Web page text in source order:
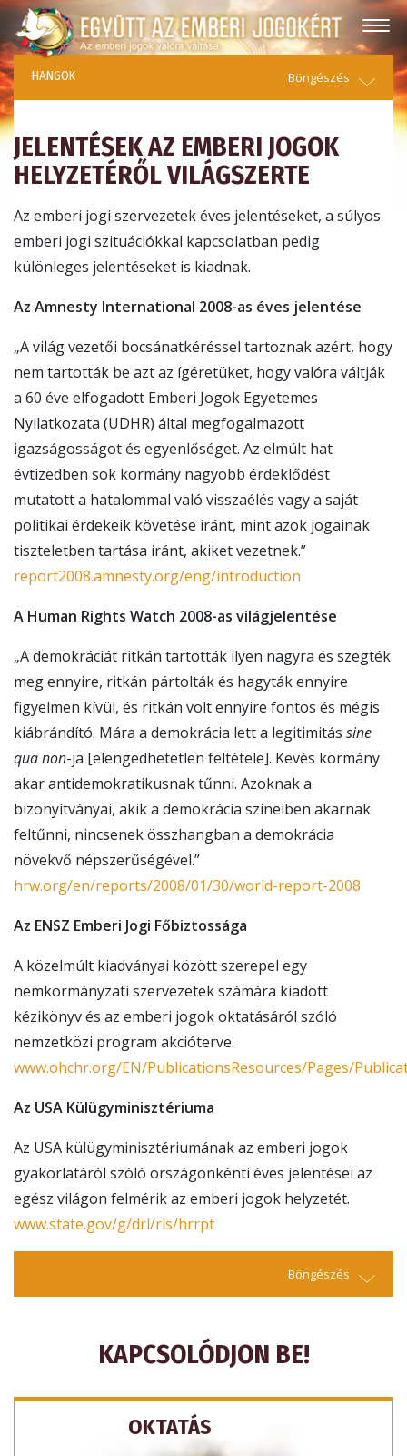
HANGOK Böngészés
JELENTÉSEK AZ EMBERI JOGOK
HELYZETÉRŐL VILÁGSZERTE
Az emberi jogi szervezetek éves jelentéseket, a súlyos
emberi jogi szituációkkal kapcsolatban pedig
különleges jelentéseket is kiadnak.
Az Amnesty International 2008-as éves jelentése
„A világ vezetői bocsánatkéréssel tartoznak azért, hogy
nem tartották be azt az ígéretüket, hogy valóra váltják
a 60 éve elfogadott Emberi Jogok Egyetemes
Nyilatkozata (UDHR) által megfogalmazott
igazságosságot és egyenlőséget. Az elmúlt hat
évtizedben sok kormány nagyobb érdeklődést
mutatott a hatalommal való visszaélés vagy a saját
politikai érdekeik követése iránt, mint azok jogainak
tiszteletben tartása iránt, akiket vezetnek.”
report2008.amnesty.org/eng/introduction
A Human Rights Watch 2008-as világjelentése
„A demokráciát ritkán tartották ilyen nagyra és szegték
meg ennyire, ritkán pártolták és hagyták ennyire
figyelmen kívül, és ritkán volt ennyire fontos és mégis
kiábrándító. Mára a demokrácia lett a legitimitás sine
qua non-ja [elengedhetetlen feltétele]. Kevés kormány
akar antidemokratikusnak tűnni. Azoknak a
bizonyítványai, akik a demokrácia színeiben akarnak
feltűnni, nincsenek összhangban a demokrácia
növekvő népszerűségével.”
hrw.org/en/reports/2008/01/30/world-report-2008
Az ENSZ Emberi Jogi Főbiztossága
A közelmúlt kiadványai között szerepel egy
nemkormányzati szervezetek számára kiadott
kézikönyv és az emberi jogok oktatásáról szóló
nemzetközi program akcióterve.
www.ohchr.org/EN/PublicationsResources/Pages/
Az USA Külügyminisztériuma
Az USA külügyminisztériumának az emberi jogok
gyakorlatáról szóló országonkénti éves jelentései az
egész világon felmérik az emberi jogok helyzetét.
www.state.gov/g/drl/rls/hrrpt
Böngészés
KAPCSOLÓDJON BE!
OKTATÁS